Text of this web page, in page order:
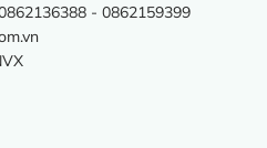
- 0862159399